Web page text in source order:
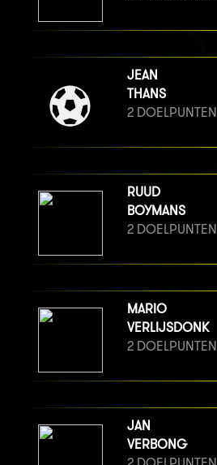
JEAN
THANS
2 DOELPUNTEN
RUUD
BOYMANS
2 DOELPUNTEN
MARIO
VERLIJSDONK
2 DOELPUNTEN
JAN
VERBONG